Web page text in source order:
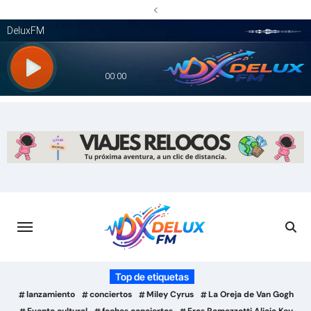
<
al
contenido
Top de etiquetas
lanzamiento conciertos Miley Cyrus
La Oreja de Van Gogh